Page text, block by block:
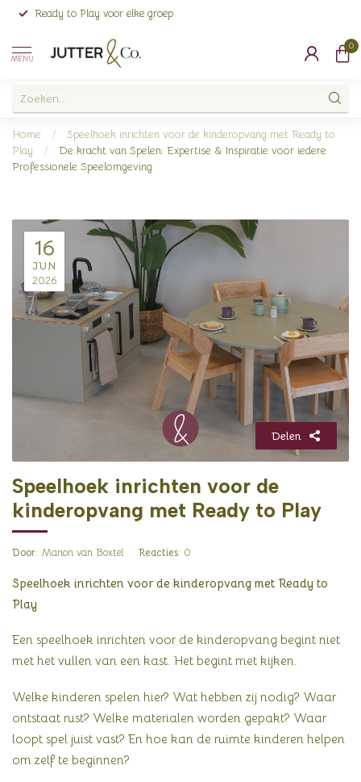
Ready to Play voor elke groep
MENU
0
Home /
Speelhoek inrichten voor de kinderopvang met Ready to
Play
/
De kracht van Spelen: Expertise & Inspiratie voor iedere
Professionele Speelomgeving
16
JUN
2026
Delen
Speelhoek inrichten voor de
kinderopvang met Ready to Play
Door: Manon van Boxtel Reacties: 0
Speelhoek inrichten voor de kinderopvang met Ready to
Play
Een speelhoek inrichten voor de kinderopvang begint niet
met het vullen van een kast. Het begint met kijken.
Welke kinderen spelen hier? Wat hebben zij nodig? Waar
ontstaat rust? Welke materialen worden gepakt? Waar
loopt spel juist vast? En hoe kan de ruimte kinderen helpen
om zelf te beginnen?